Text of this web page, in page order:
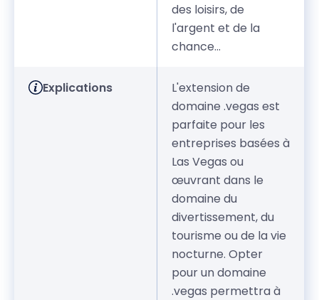
des loisirs, de
l'argent et de la
chance...
Explications
L'extension de
domaine .vegas est
parfaite pour les
entreprises basées à
Las Vegas ou
œuvrant dans le
domaine du
divertissement, du
tourisme ou de la vie
nocturne. Opter
pour un domaine
.vegas permettra à